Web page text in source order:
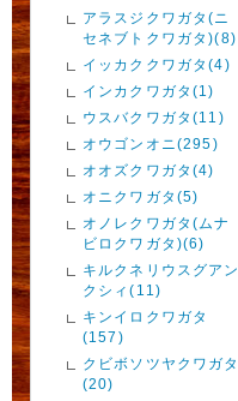
アラスジクワガタ(ニ
セネブトクワガタ)(8)
イッカククワガタ(4)
インカクワガタ(1)
ウスバクワガタ(11)
オウゴンオニ(295)
オオズクワガタ(4)
オニクワガタ(5)
オノレクワガタ(ムナ
ビロクワガタ)(6)
キルクネリウスグアン
クシィ(11)
キンイロクワガタ
(157)
クビボソツヤクワガタ
(20)